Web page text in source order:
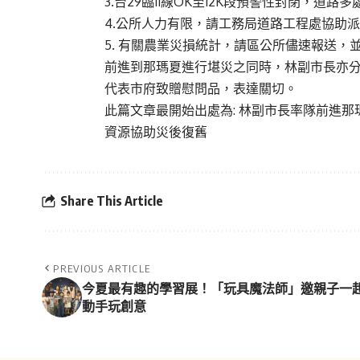
4.公所人力有限，請工務局道路工程處協助
5. 有關農業災損統計，請區公所儘速報送，
前進到那瑪夏進行堪災之同時，林副市長亦
代表市府致贈慰問品，表達關切。
此篇文章最開始出處為: 林副市長率隊前進
資源協助災後復舊
Share This Article
PREVIOUS ARTICLE
今夏最有趣的學習展！「玩具魔法師」邀親子一
動手玩創意